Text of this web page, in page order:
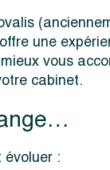
une
vous
cabinet.
: